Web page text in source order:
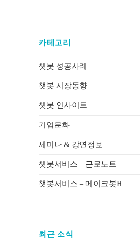
카테고리
챗봇 성공사례
챗봇 시장동향
챗봇 인사이트
기업문화
세미나 & 강연정보
챗봇서비스 – 근로노트
챗봇서비스 – 메이크봇H
최근 소식